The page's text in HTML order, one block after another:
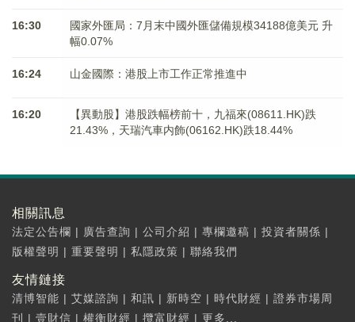
16:30
國家外匯局：7月末中國外匯儲備規模34188億美元 升
幅0.07%
16:24 山金國際：港股上市工作正常推進中
16:20
【異動股】港股跌幅榜前十，九福來(08611.HK)跌
21.43%，天瑞汽車内飾(06162.HK)跌18.44%
相關訊息
法定公告欄 | 廣告查詢 | 公司介紹 | 專欄邀稿 | 投資者關係 |
版權聲明 | 重要聲明 | 私隱政策 | 聯絡我們
友情鏈接
清博智能 | 艾媒諮詢 | 和訊 | 新時空 | 時代財經 | 證券市場周
刊
| 壹財信 | 權衡財經 | 攬富財經 | 更多...